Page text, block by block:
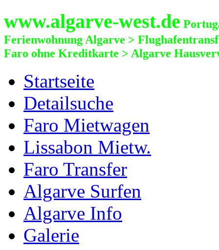
www.algarve-west.de
Ferienwohnung Algarve >
Faro ohne Kreditkarte > Algarve
Startseite
Detailsuche
Faro Mietwagen
Lissabon Mietw.
Faro Transfer
Algarve Surfen
Algarve Info
Galerie